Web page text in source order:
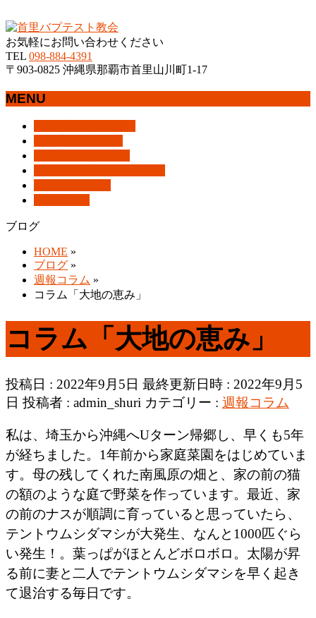
お気軽にお問い合わせください
TEL 098-884-4391
〒903-0825 沖縄県那覇市首里山川町1-17
MENU
す
ブログ
HOME »
ブログ »
週報コラム »
コラム「大地の恵み」
コラム「大地の恵み」
投稿日 : 2022年9月5日 最終更新日時 : 2022年9月5
日 投稿者 : admin_shuri カテゴリー : 週報コラム
私は、埼玉から沖縄へUターン帰郷し、早くも5年
が経ちました。1年前から家庭菜園をはじめていま
す。母の残してくれた南風原の畑と、家の前の猫
の額のような庭で野菜を作っています。最近、家
の前のナスが順調に育っていると思っていたら、
テントウムシダマシが大発生、なんと1000匹ぐら
い発生！。葉っぱがほとんどボロボロ。太陽が昇
る前に妻と二人でテントウムシダマシを早く起き
て退治する毎日です。